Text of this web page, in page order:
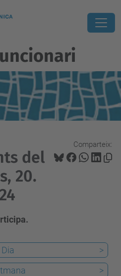
Comparteix:
del
20.
Dia
>
>